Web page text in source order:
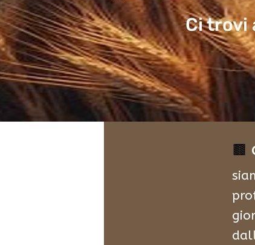
Ci trovi
🟫